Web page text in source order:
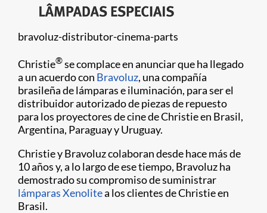
bravoluz-distributor-cinema-parts
Christie®se complace en anunciar que ha llegado
a un acuerdo con Bravoluz, una compañía
brasileña de lámparas e iluminación, para ser el
distribuidor autorizado de piezas de repuesto
para los proyectores de cine de Christie en Brasil,
Argentina, Paraguay y Uruguay.
Christie y Bravoluz colaboran desde hace más de
10 años y, a lo largo de ese tiempo, Bravoluz ha
demostrado su compromiso de suministrar
lámparas Xenolitea los clientes de Christie en
Brasil.